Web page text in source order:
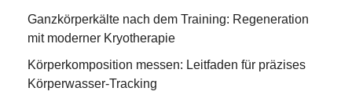
Ganzkörperkälte nach dem Training: Regeneration
mit moderner Kryotherapie
Körperkomposition messen: Leitfaden für präzises
Körperwasser-Tracking